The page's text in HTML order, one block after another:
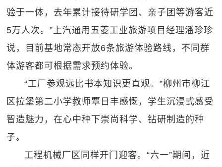
验于一体，去年累计接待研学团、亲子团等游客近
5万人次。”上汽通用五菱工业旅游项目经理潘珍珍
说，目前基地常态开放6条旅游体验路线，不同群
体游客都可根据需求预约体验。
“工厂参观远比书本知识更直观。”柳州市柳江
区拉堡第二小学教师覃日丰感慨，学生沉浸式感受
智造魅力，在心中种下崇尚科学、钻研制造的种
子。
工程机械厂区同样开门迎客。“六一”期间，近